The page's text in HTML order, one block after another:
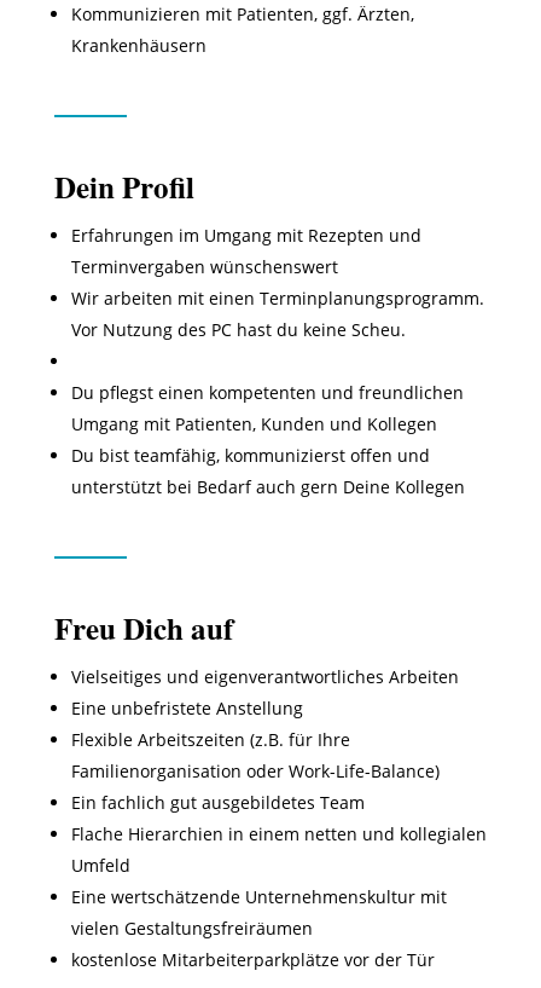
Kommunizieren mit Patienten, ggf. Ärzten,
Krankenhäusern
Dein Profil
Erfahrungen im Umgang mit Rezepten und
Terminvergaben wünschenswert
Wir arbeiten mit einen Terminplanungsprogramm.
Vor Nutzung des PC hast du keine Scheu.
Du pflegst einen kompetenten und freundlichen
Umgang mit Patienten, Kunden und Kollegen
Du bist teamfähig, kommunizierst offen und
unterstützt bei Bedarf auch gern Deine Kollegen
Freu Dich auf
Vielseitiges und eigenverantwortliches Arbeiten
Eine unbefristete Anstellung
Flexible Arbeitszeiten (z.B. für Ihre
Familienorganisation oder Work-Life-Balance)
Ein fachlich gut ausgebildetes Team
Flache Hierarchien in einem netten und kollegialen
Umfeld
Eine wertschätzende Unternehmenskultur mit
vielen Gestaltungsfreiräumen
kostenlose Mitarbeiterparkplätze vor der Tür